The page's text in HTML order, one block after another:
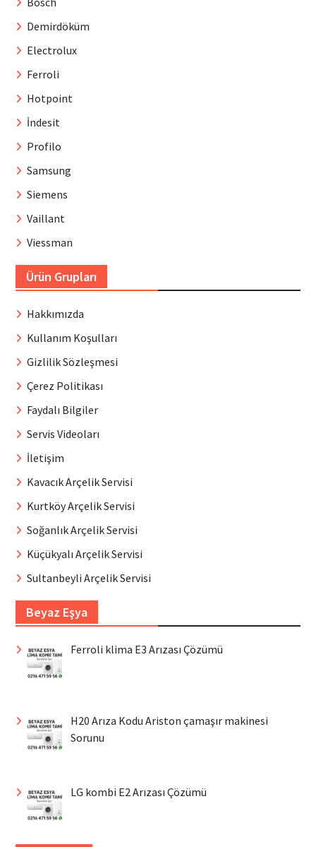
Demirdöküm
Electrolux
Ferroli
Hotpoint
İndesit
Profilo
Samsung
Siemens
Vaillant
Viessman
Ürün Grupları
Hakkımızda
Kullanım Koşulları
Gizlilik Sözleşmesi
Çerez Politikası
Faydalı Bilgiler
Servis Videoları
İletişim
Kavacık Arçelik Servisi
Kurtköy Arçelik Servisi
Soğanlık Arçelik Servisi
Küçükyalı Arçelik Servisi
Sultanbeyli Arçelik Servisi
Beyaz Eşya
Ferroli klima E3 Arızası Çözümü
H20 Arıza Kodu Ariston çamaşır makinesi
Sorunu
LG kombi E2 Arızası Çözümü